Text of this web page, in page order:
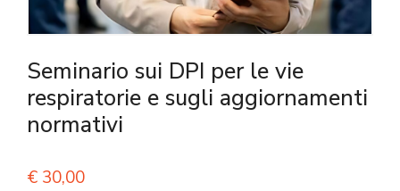
Seminario sui DPI per le vie
respiratorie e sugli aggiornamenti
normativi
€ 30,00